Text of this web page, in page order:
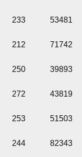
233 53481
212 71742
250 39893
272 43819
253 51503
244 82343